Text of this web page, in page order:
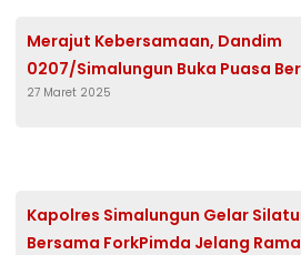
Merajut Kebersamaan, Dandim
0207/Simalungun Buka Puasa
Elemen Masyarakat
27 Maret 2025
Kapolres Simalungun Gelar
Bersama ForkPimda Jelang